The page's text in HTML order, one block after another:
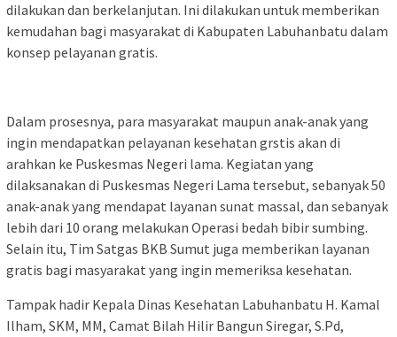
dilakukan dan berkelanjutan. Ini dilakukan untuk memberikan
kemudahan bagi masyarakat di Kabupaten Labuhanbatu dalam
konsep pelayanan gratis.
Dalam prosesnya, para masyarakat maupun anak-anak yang
ingin mendapatkan pelayanan kesehatan grstis akan di
arahkan ke Puskesmas Negeri lama. Kegiatan yang
dilaksanakan di Puskesmas Negeri Lama tersebut, sebanyak 50
anak-anak yang mendapat layanan sunat massal, dan sebanyak
lebih dari 10 orang melakukan Operasi bedah bibir sumbing.
Selain itu, Tim Satgas BKB Sumut juga memberikan layanan
gratis bagi masyarakat yang ingin memeriksa kesehatan.
Tampak hadir Kepala Dinas Kesehatan Labuhanbatu H. Kamal
Ilham, SKM, MM, Camat Bilah Hilir Bangun Siregar, S.Pd,